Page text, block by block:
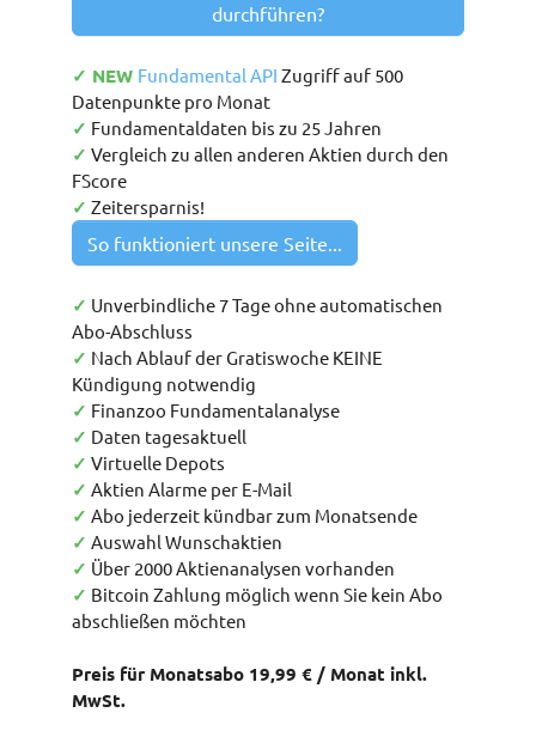
durchführen?
✓ NEW Fundamental API Zugriff auf 500
Datenpunkte pro Monat
✓ Fundamentaldaten bis zu 25 Jahren
✓ Vergleich zu allen anderen Aktien durch den
FScore
✓ Zeitersparnis!
So funktioniert unsere Seite...
✓ Unverbindliche 7 Tage ohne automatischen
Abo-Abschluss
✓ Nach Ablauf der Gratiswoche KEINE
Kündigung notwendig
✓ Finanzoo Fundamentalanalyse
✓ Daten tagesaktuell
✓ Virtuelle Depots
✓ Aktien Alarme per E-Mail
✓ Abo jederzeit kündbar zum Monatsende
✓ Auswahl Wunschaktien
✓ Über 2000 Aktienanalysen vorhanden
✓ Bitcoin Zahlung möglich wenn Sie kein Abo
abschließen möchten
Preis für Monatsabo 19,99 € / Monat inkl.
MwSt.